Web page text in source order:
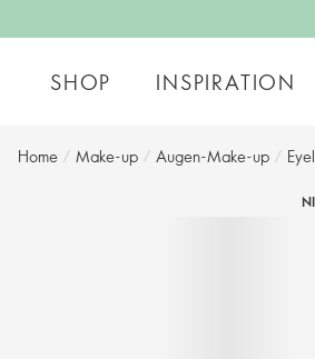
SHOP INSPIRATION
Home / Make-up / Augen-Make-up /